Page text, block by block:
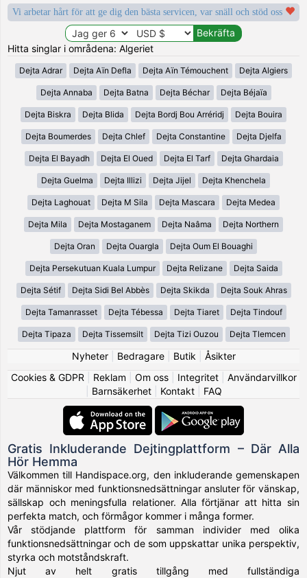
Vi arbetar hårt för att ge dig den bästa servicen, var snäll och stöd oss
Hitta singlar i områdena: Algeriet
Dejta Adrar Dejta Aïn Defla Dejta Aïn Témouchent Dejta Algiers
Dejta Annaba Dejta Batna Dejta Béchar Dejta Béjaïa
Dejta Biskra Dejta Blida Dejta Bordj Bou Arréridj Dejta Bouira
Dejta Boumerdes Dejta Chlef Dejta Constantine Dejta Djelfa
Dejta El Bayadh Dejta El Oued Dejta El Tarf Dejta Ghardaia
Dejta Guelma Dejta Illizi Dejta Jijel Dejta Khenchela
Dejta Laghouat Dejta M Sila Dejta Mascara Dejta Medea
Dejta Mila Dejta Mostaganem Dejta Naâma Dejta Northern
Dejta Oran Dejta Ouargla Dejta Oum El Bouaghi
Dejta Persekutuan Kuala Lumpur Dejta Relizane Dejta Saida
Dejta Sétif Dejta Sidi Bel Abbès Dejta Skikda Dejta Souk Ahras
Dejta Tamanrasset Dejta Tébessa Dejta Tiaret Dejta Tindouf
Dejta Tipaza Dejta Tissemsilt Dejta Tizi Ouzou Dejta Tlemcen
Nyheter| Bedragare| Butik
Åsikter
Cookies & GDPR
Reklam Om oss| Integritet| Användarvillkor
Barnsäkerhet| Kontakt| FAQ
Gratis Inkluderande Dejtingplattform – Där Alla
Hör Hemma
Välkommen till Handispace.org, den inkluderande gemenskapen
där människor med funktionsnedsättningar ansluter för vänskap,
sällskap och meningsfulla relationer. Alla förtjänar att hitta sin
perfekta match, och förmågor kommer i många former.
Vår stödjande plattform för samman individer med olika
funktionsnedsättningar och de som uppskattar unika perspektiv,
styrka och motståndskraft.
Njut av helt gratis tillgång med fullständiga